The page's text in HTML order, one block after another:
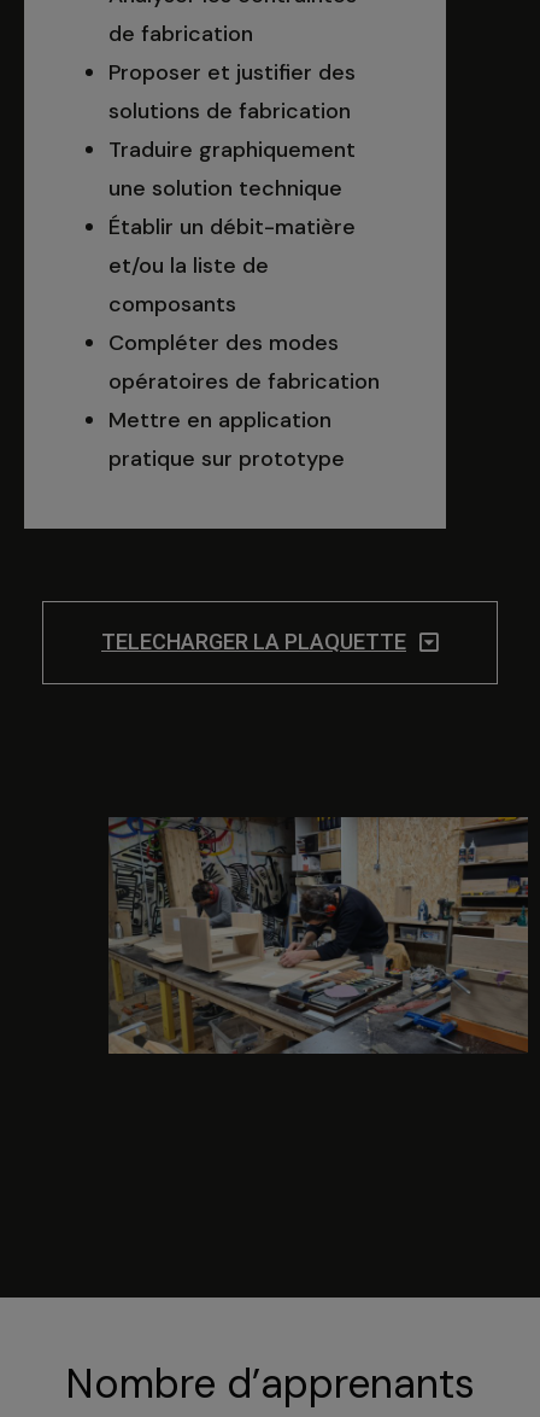
de fabrication
Proposer et justifier des
solutions de fabrication
Traduire graphiquement
une solution technique
Établir un débit-matière
et/ou la liste de
composants
Compléter des modes
opératoires de fabrication
Mettre en application
pratique sur prototype
TELECHARGER LA PLAQUETTE
Nombre d’apprenants